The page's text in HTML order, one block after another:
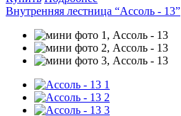
Внутренняя лестница “Ассоль - 13”